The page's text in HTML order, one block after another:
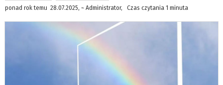
ponad rok temu 28.07.2025, ~ Administrator, Czas czytania 1 minuta